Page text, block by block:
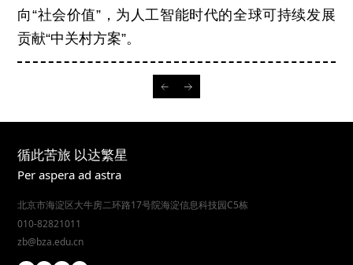
向“社会价值”，为人工智能时代的全球可持续发展
贡献“中关村方案”。
循此苦旅 以达繁星
Per aspera ad astra
北京市海淀区大牛房二环路17号院海淀信息科技园C5栋
010-82821011
zb@bza.edu.cn